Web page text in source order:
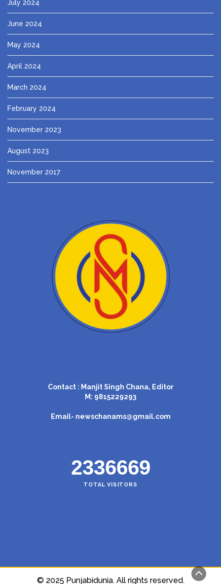
July 2024
June 2024
May 2024
April 2024
March 2024
February 2024
November 2023
August 2023
November 2017
Contact : Manjit Singh Chana, Editor
M: 9815229293
Email- newschanams@gmail.com
2336669
TOTAL VISITORS
© 2025 Punjabidunia. All rights reserved.